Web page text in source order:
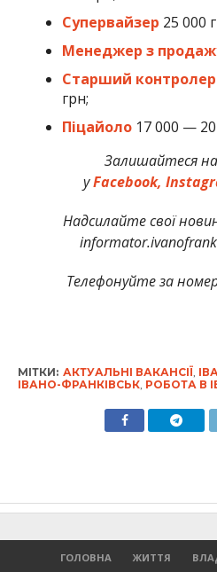
Супервайзер 25 000
Менеджер з
Старший контролер
грн;
Піцайоло17 000 — 20
Залишайтеся на
уFacebook,
Надсилайте свої
Телефонуйте за
МІТКИ: АКТУАЛЬНІ ВАКАНСІЇ
ІВАНО-ФРАНКІВСЬК, РОБОТА В
ГОЛОВНА ЖИТТЯ